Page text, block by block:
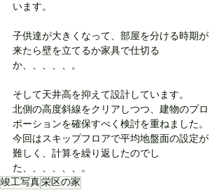
います。
子供達が大きくなって、部屋を分ける時期が
来たら壁を立てるか家具で仕切る
か、、、、、。
そして天井高を抑えて設計しています。
北側の高度斜線をクリアしつつ、建物のプロ
ポーションを確保すべく検討を重ねました。
今回はスキップフロアで平均地盤面の設定が
難しく、計算を繰り返したのでし
た、、、、、、。
竣工写真栄区の家